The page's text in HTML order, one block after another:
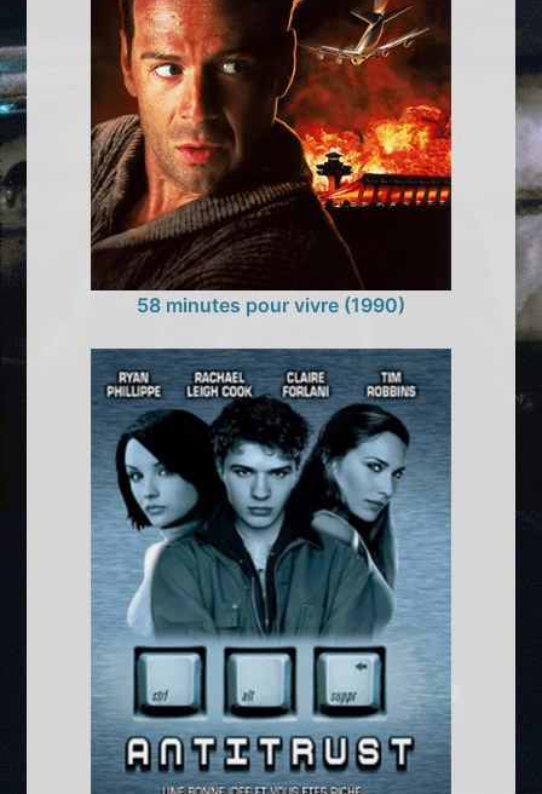
58 minutes pour vivre (1990)